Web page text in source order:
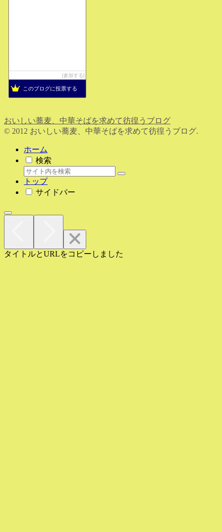
参加する
このブログに投票する
おいしい蕎麦、中華そばを求めて彷徨うブログ
© 2012 おいしい蕎麦、中華そばを求めて彷徨うブログ.
ホーム
検索
トップ
サイドバー
タイトルとURLをコピーしました